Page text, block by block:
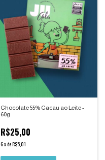
Chocolate 55% Cacau ao Leite -
60g
R$25,00
6xdeR$5,01